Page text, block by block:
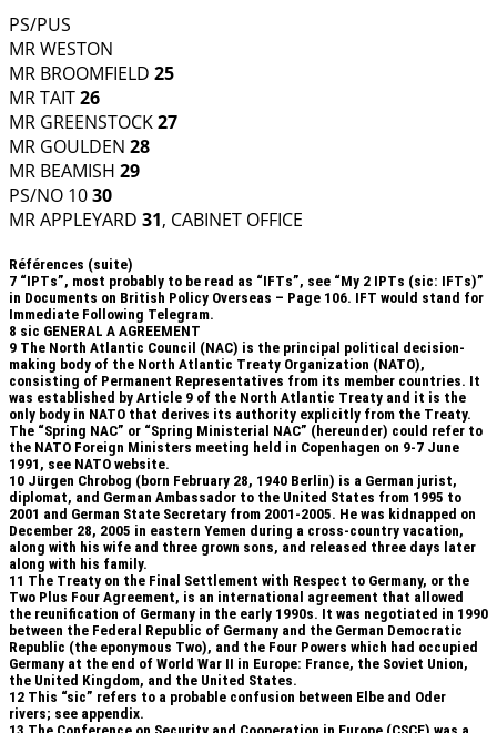
PS/PUS
MR WESTON
MR BROOMFIELD 25
MR TAIT26
MR GREENSTOCK27
MR GOULDEN 28
MR BEAMISH 29
PS/NO 1030
MR APPLEYARD 31, CABINET OFFICE
Références (suite)
7 “IPTs”, most probably to be read as “IFTs”, see “My 2 IPTs (sic: IFTs)”
in Documents on British Policy Overseas – Page 106. IFT would stand for
Immediate Following Telegram.
8 sic GENERAL A AGREEMENT
9 The North Atlantic Council (NAC) is the principal political decision-
making body of the North Atlantic Treaty Organization (NATO),
consisting of Permanent Representatives from its member countries. It
was established by Article 9 of the North Atlantic Treaty and it is the
only body in NATO that derives its authority explicitly from the Treaty.
The “Spring NAC” or “Spring Ministerial NAC” (hereunder) could refer to
the NATO Foreign Ministers meeting held in Copenhagen on 9-7 June
1991, see NATO website.
10 Jürgen Chrobog (born February 28, 1940 Berlin) is a German jurist,
diplomat, and German Ambassador to the United States from 1995 to
2001 and German State Secretary from 2001-2005. He was kidnapped on
December 28, 2005 in eastern Yemen during a cross-country vacation,
along with his wife and three grown sons, and released three days later
along with his family.
11 The Treaty on the Final Settlement with Respect to Germany, or the
Two Plus Four Agreement, is an international agreement that allowed
the reunification of Germany in the early 1990s. It was negotiated in 1990
between the Federal Republic of Germany and the German Democratic
Republic (the eponymous Two), and the Four Powers which had occupied
Germany at the end of World War II in Europe: France, the Soviet Union,
the United Kingdom, and the United States.
12 This “sic” refers to a probable confusion between Elbe and Oder
rivers; see appendix.